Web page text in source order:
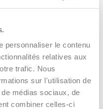
personnaliser le contenu
relatives aux
trafic. Nous
sur l'utilisation de
médias sociaux, de
combiner celles-ci
Category